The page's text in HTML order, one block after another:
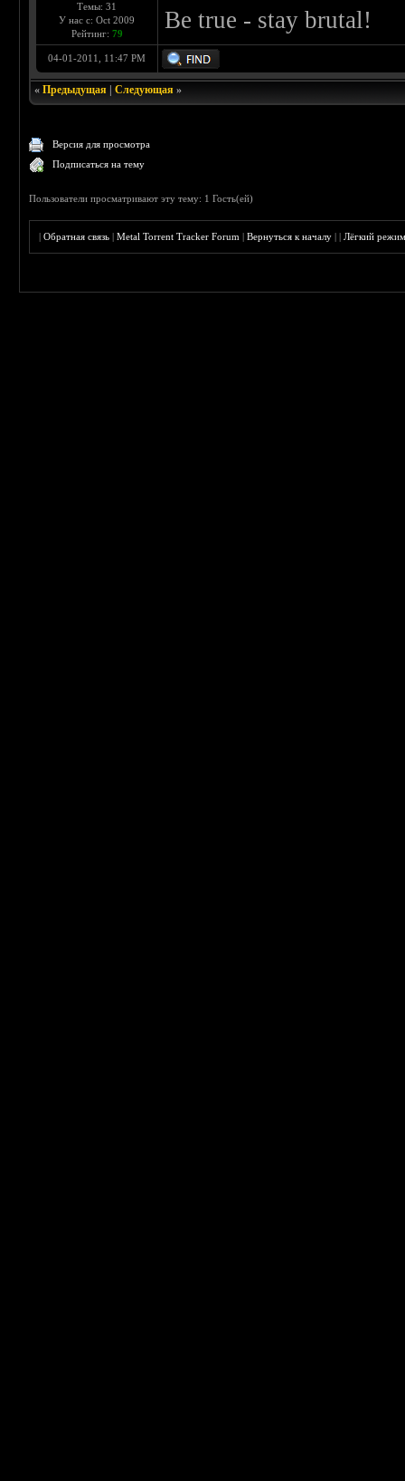
Темы: 31
У нас с: Oct 2009
Рейтинг: 79
Be true - stay brutal!
04-01-2011, 11:47 PM
«Предыдущая |Следующая »
Версия для просмотра
Подписаться на тему
Пользователи просматривают эту тему: 1 Гость(ей)
|Обратная связь |Metal Torrent Tracker Forum |Вернуться к началу ||Лёгкий